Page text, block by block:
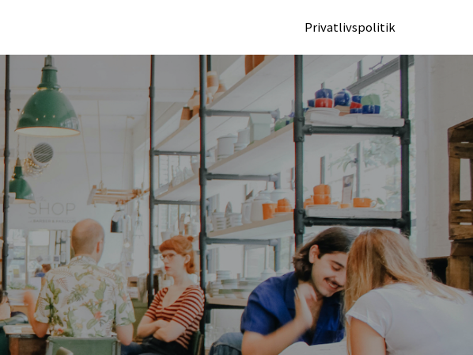
Privatlivspolitik